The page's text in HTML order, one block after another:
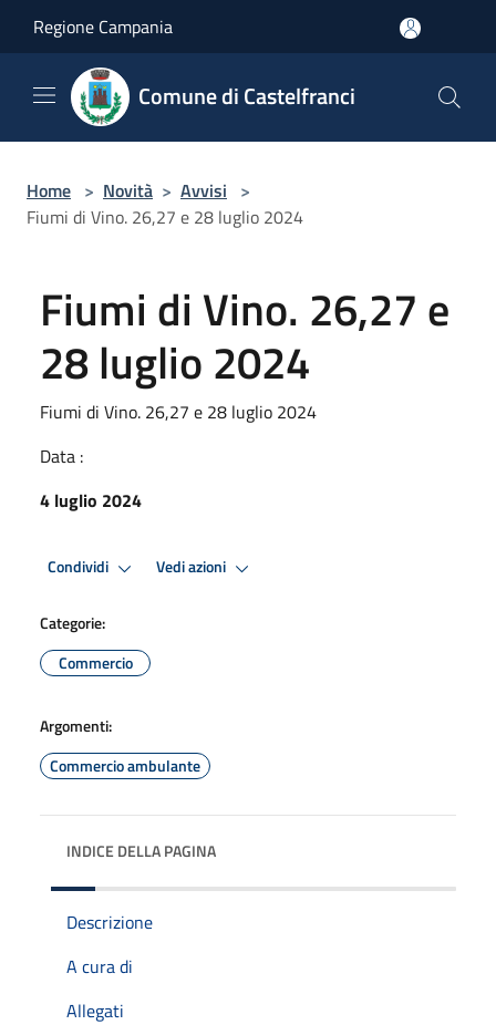
Regione Campania
Comune di Castelfranci
Home > Novità > Avvisi >
Fiumi di Vino. 26,27 e 28 luglio 2024
Fiumi di Vino. 26,27 e
28 luglio 2024
Fiumi di Vino. 26,27 e 28 luglio 2024
Data :
4 luglio 2024
Condividi Vedi azioni
Categorie:
Commercio
Argomenti:
Commercio ambulante
INDICE DELLA PAGINA
Descrizione
A cura di
Allegati